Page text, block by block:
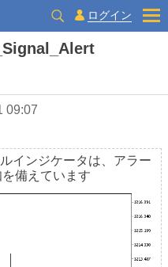
ログイン
09:07
インジケータは、アラー
備えています